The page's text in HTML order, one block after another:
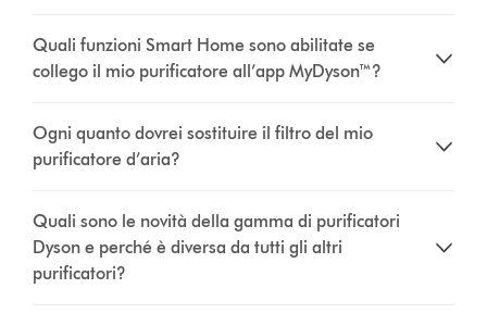
Quali funzioni Smart Home sono abilitate se
collego il mio purificatore all’app MyDyson™?
Ogni quanto dovrei sostituire il filtro del mio
purificatore d’aria?
Quali sono le novità della gamma di purificatori
Dyson e perché è diversa da tutti gli altri
purificatori?